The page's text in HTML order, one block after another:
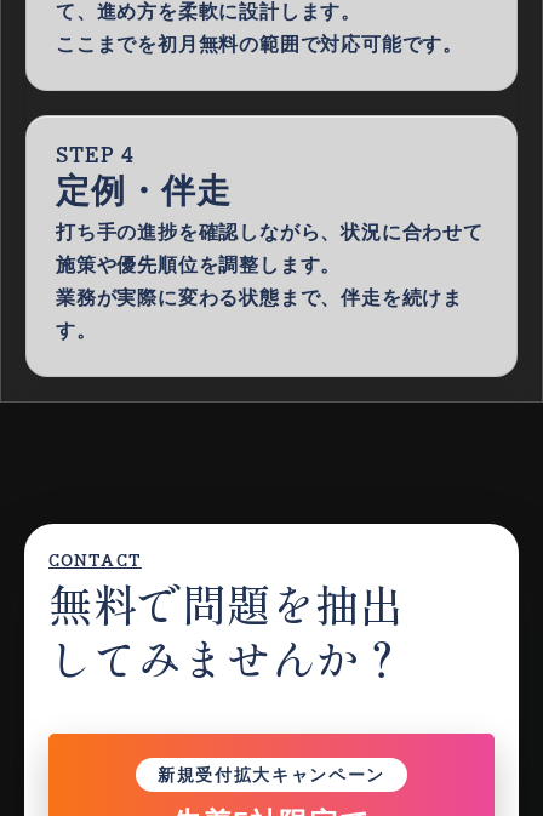
て、進め方を柔軟に設計します。
ここまでを初月無料の範囲で対応可能です。
STEP 4
定例・伴走
打ち手の進捗を確認しながら、状況に合わせて
施策や優先順位を調整します。
業務が実際に変わる状態まで、伴走を続けま
す。
CONTACT
無料で問題を抽出
してみませんか？
新規受付拡大キャンペーン